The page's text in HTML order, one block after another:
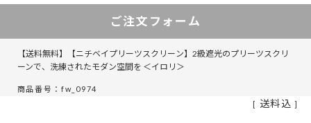
ご注文フォーム
【送料無料】【ニチベイプリーツスクリーン】2級遮光のプリーツスクリ
ーンで、洗練されたモダン空間を ＜イロリ＞
商品番号：fw_0974
送料込